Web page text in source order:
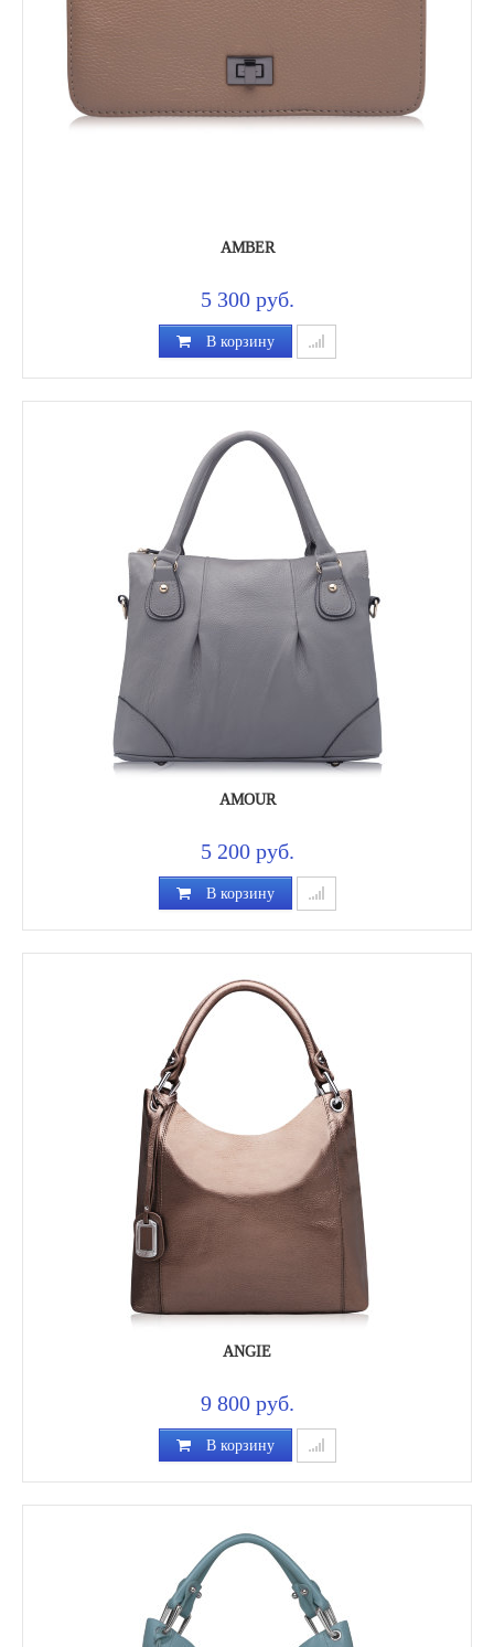
AMBER
5 300 руб.
В корзину
AMOUR
5 200 руб.
В корзину
ANGIE
9 800 руб.
В корзину